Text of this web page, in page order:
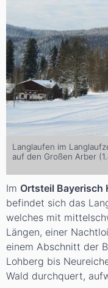
Langlaufen im
auf den Großen Arber
Im Ortsteil Bayerisch
befindet sich das
welches mit
Längen, einer
einem Abschnitt der
Lohberg bis
Wald durchquert,